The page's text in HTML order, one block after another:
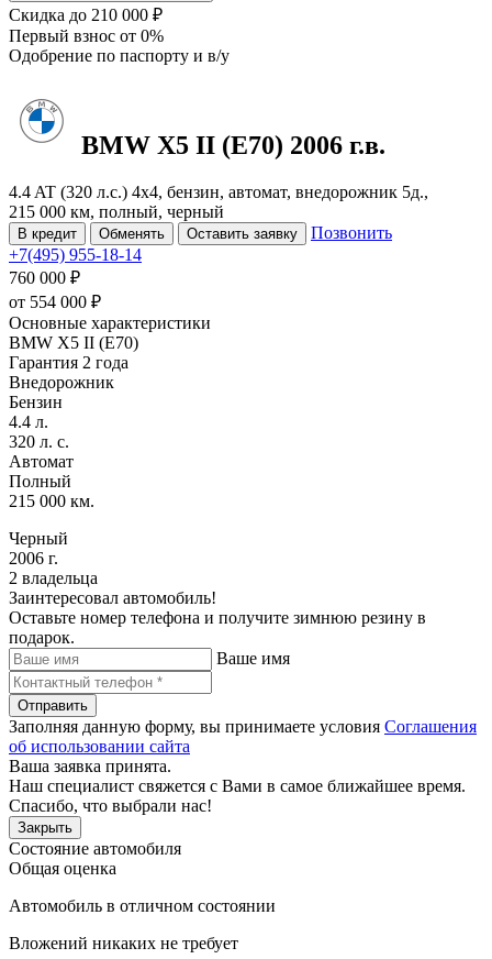
Скидка до 210 000 ₽
Первый взнос от 0%
Одобрение по паспорту и в/у
BMW X5 II (E70) 2006 г.в.
4.4 AT (320 л.с.) 4x4, бензин, автомат, внедорожник 5д.,
215 000 км, полный, черный
В кредит Обменять Оставить заявку
Позвонить
+7(495) 955-18-14
760 000 ₽
от 554 000 ₽
Основные характеристики
BMW X5 II (E70)
Гарантия 2 года
Внедорожник
Бензин
4.4 л.
320 л. с.
Автомат
Полный
215 000 км.
Черный
2006 г.
2 владельца
Заинтересовал автомобиль!
Оставьте номер телефона и получите зимнюю резину в
подарок.
Ваше имя
Отправить
Заполняя данную форму, вы принимаете условия Соглашения
об использовании сайта
Ваша заявка принята.
Наш специалист свяжется с Вами в самое ближайшее время.
Спасибо, что выбрали нас!
Закрыть
Состояние автомобиля
Общая оценка
Автомобиль в отличном состоянии
Вложений никаких не требует